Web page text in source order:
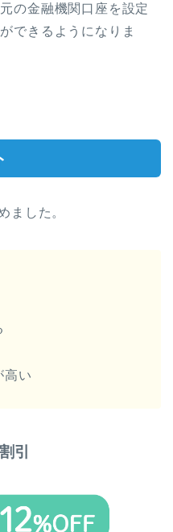
の金融機関口座を設定
できるようになりま
ました。
高い
引